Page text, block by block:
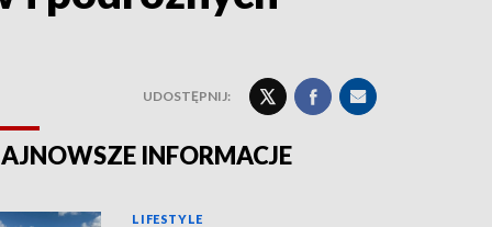
UDOSTĘPNIJ:
INFORMACJE
LIFESTYLE